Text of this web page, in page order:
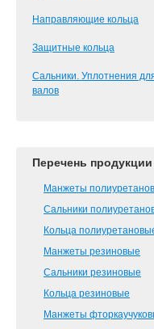
Направляющие кольца
Защитные кольца
Сальники. Уплотнения
валов
Перечень продукции
Манжеты
Сальники
Кольца
Манжеты резиновые
Сальники резиновые
Кольца резиновые
Манжеты